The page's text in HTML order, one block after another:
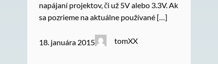
napájaní projektov, či už 5V alebo 3.3V. Ak
sa pozrieme na aktuálne používané […]
18. januára 2015 tomXX